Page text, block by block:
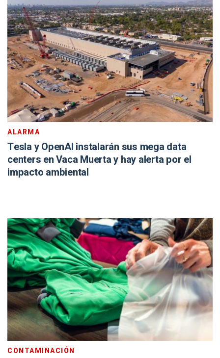
ALARMA
Tesla y OpenAI instalarán sus mega data
centers en Vaca Muerta y hay alerta por el
impacto ambiental
CONTAMINACIÓN